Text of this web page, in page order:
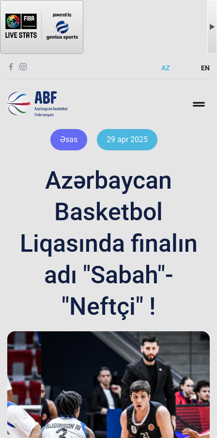
AZ EN
Əsas 29 apr 2025
Azərbaycan
Basketbol
Liqasında finalın
adı "Sabah"-
"Neftçi" !